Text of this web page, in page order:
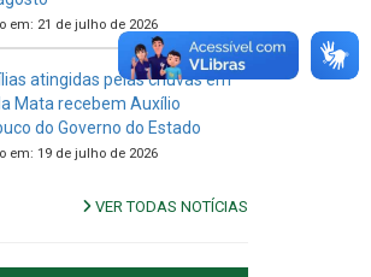
em: 21 de julho de 2026
atingidas pelas chuvas em
Mata recebem Auxílio
do Governo do Estado
em: 19 de julho de 2026
VER TODAS NOTÍCIAS